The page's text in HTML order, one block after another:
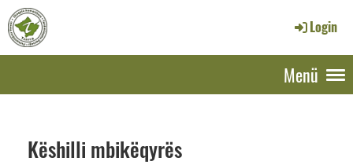
Login
Menü
Këshilli mbikëqyrës